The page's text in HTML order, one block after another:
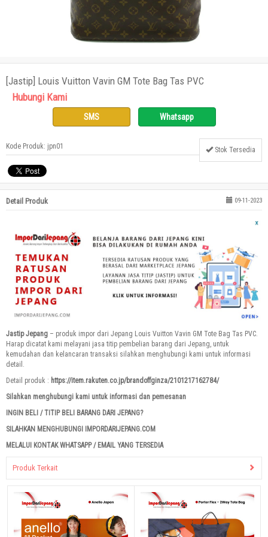
[Jastip] Louis Vuitton Vavin GM Tote Bag Tas PVC
Hubungi Kami
SMS Whatsapp
Kode Produk: jpn01 Stok Tersedia
Detail Produk 09-11-2023
Jastip Jepang – produk impor dari Jepang Louis Vuitton Vavin GM Tote Bag Tas PVC.
Harap dicatat kami melayani jasa titip pembelian barang dari Jepang, untuk
kemudahan dan kelancaran transaksi silahkan menghubungi kami untuk informasi
detail.
Detail produk : https://item.rakuten.co.jp/brandoffginza/2101217162784/
Silahkan menghubungi kami untuk informasi dan pemesanan
INGIN BELI / TITIP BELI BARANG DARI JEPANG?
SILAHKAN MENGHUBUNGI IMPORDARIJEPANG.COM
MELALUI KONTAK WHATSAPP / EMAIL YANG TERSEDIA
Produk Terkait